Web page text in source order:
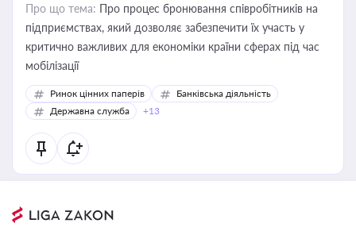
Про що тема: Про процес бронювання співробітників на
підприємствах, який дозволяє забезпечити їх участь у
критично важливих для економіки країни сферах під час
мобілізації
Ринок цінних паперів
Банківська діяльність
Державна служба
+13